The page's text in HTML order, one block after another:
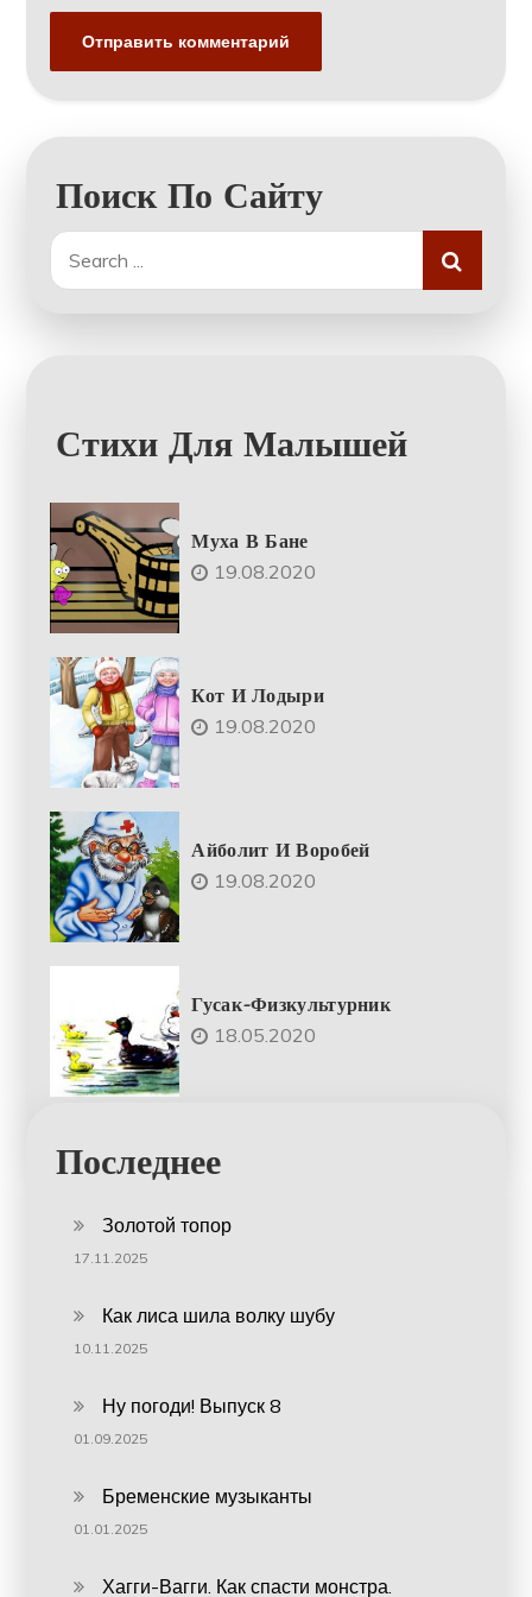
Поиск По Сайту
Search
for:
Стихи Для Малышей
Муха В Бане
19.08.2020
Кот И Лодыри
19.08.2020
Айболит И Воробей
19.08.2020
Гусак-Физкультурник
18.05.2020
Последнее
Золотой топор
17.11.2025
Как лиса шила волку шубу
10.11.2025
Ну погоди! Выпуск 8
01.09.2025
Бременские музыканты
01.01.2025
Хагги-Вагги. Как спасти монстра.